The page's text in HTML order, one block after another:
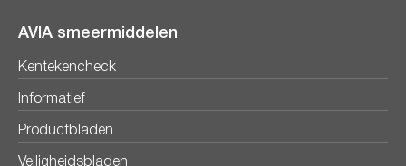
AVIA smeermiddelen
Kentekencheck
Informatief
Productbladen
Veiligheidsbladen